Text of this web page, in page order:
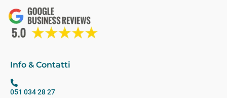
Info & Contatti
051 034 28 27